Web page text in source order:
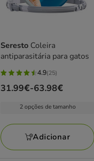
Seresto Coleira
antiparasitária para gatos
4.9
estrelas
avaliações
4.9(25)
Preço
31.99€
63.98€
31.99€-63.98€
2 opções de tamanho
Adicionar